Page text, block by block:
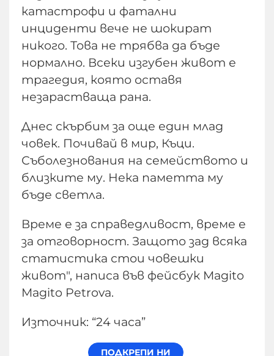
катастрофи и фатални
инциденти вече не шокират
никого. Това не трябва да бъде
нормално. Всеки изгубен живот е
трагедия, която оставя
незарастваща рана.
Днес скърбим за още един млад
човек. Почивай в мир, Къци.
Съболезнования на семейството и
близките му. Нека паметта му
бъде светла.
Време е за справедливост, време е
за отговорност. Защото зад всяка
статистика стои човешки
живот", написа във фейсбук Magito
Magito Petrova.
Източник: “24 часа”